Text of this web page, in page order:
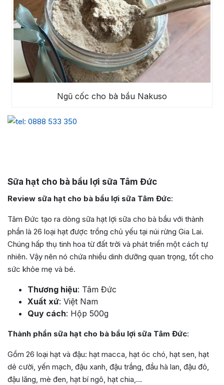
Ngũ cốc cho bà bầu Nakuso
Sữa hạt cho bà bầu lợi sữa Tâm Đức
Review sữa hạt cho bà bầu lợi sữa Tâm Đức:
Tâm Đức tạo ra dòng sữa hạt lợi sữa cho bà bầu với thành
phần là 26 loại hạt được trồng chủ yếu tại núi rừng Gia Lai.
Chúng hấp thụ tinh hoa từ đất trời và phát triển một cách tự
nhiên. Vậy nên nó chứa nhiều dinh dưỡng quan trọng, tốt cho
sức khỏe mẹ và bé.
Thương hiệu: Tâm Đức
Xuất xứ: Việt Nam
Quy cách: Hộp 500g
Thành phần sữa hạt cho bà bầu lợi sữa Tâm Đức:
Gồm 26 loại hạt và đậu: hạt macca, hạt óc chó, hạt sen, hạt
dẻ cười, yến mạch, đậu xanh, đậu trắng, đầu hà lan, đậu đỏ,
đậu lăng, mè đen, hạt bí ngô, hạt chia,…